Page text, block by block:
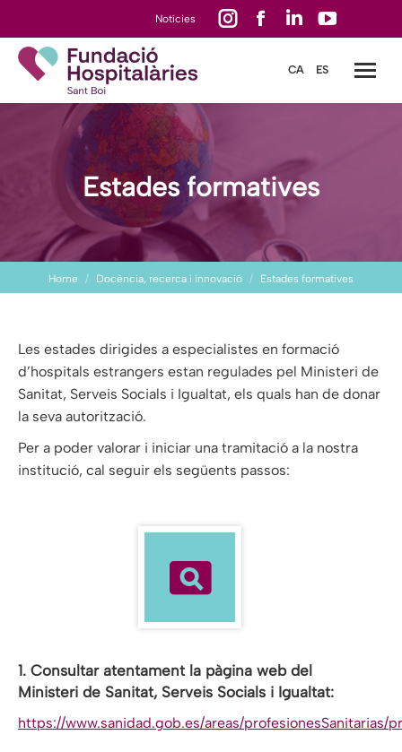
Notícies
Instagram
in
window
Facebook
opens
in
window
Linkedin
opens
in
window
YouTube
opens
in
CA ES
Estades formatives
You are here:
Home Docència, recerca i innovació Estades formatives
Les estades dirigides a especialistes en formació
d’hospitals estrangers estan regulades pel Ministeri de
Sanitat, Serveis Socials i Igualtat, els quals han de donar
la seva autorització.
Per a poder valorar i iniciar una tramitació a la nostra
institució, cal seguir els següents passos:
1. Consultar atentament la pàgina web del
Ministeri de Sanitat, Serveis Socials i Igualtat:
https://www.sanidad.gob.es/areas/profesionesSanitarias/